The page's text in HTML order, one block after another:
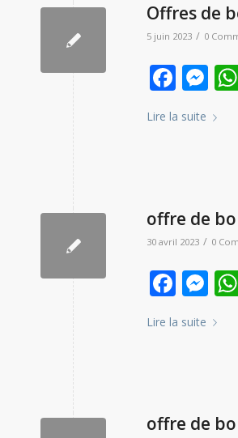
Offres de
5 juin 2023 / 0
Lire la suite
offre de
30 avril 2023 / 0
Lire la suite
offre de